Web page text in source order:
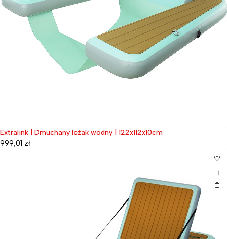
Extralink | Dmuchany leżak wodny | 122x112x10cm
999,01 zł